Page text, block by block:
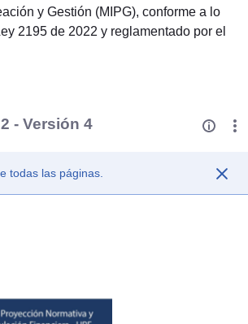
y Gestión (MIPG), conforme a lo
2195 de 2022 y reglamentado por el
- Versión 4
todas las páginas.